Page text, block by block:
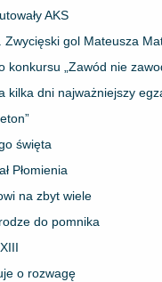
AKS
gol Mateusza
konkursu „Zawód nie
kilka dni najważniejszy
święta
Płomienia
na zbyt wiele
do pomnika
o rozwagę